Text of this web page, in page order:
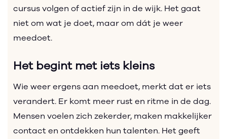
cursus volgen of actief zijn in de wijk. Het gaat
niet om wat je doet, maar om dát je weer
meedoet.
Het begint met iets kleins
Wie weer ergens aan meedoet, merkt dat er iets
verandert. Er komt meer rust en ritme in de dag.
Mensen voelen zich zekerder, maken makkelijker
contact en ontdekken hun talenten. Het geeft